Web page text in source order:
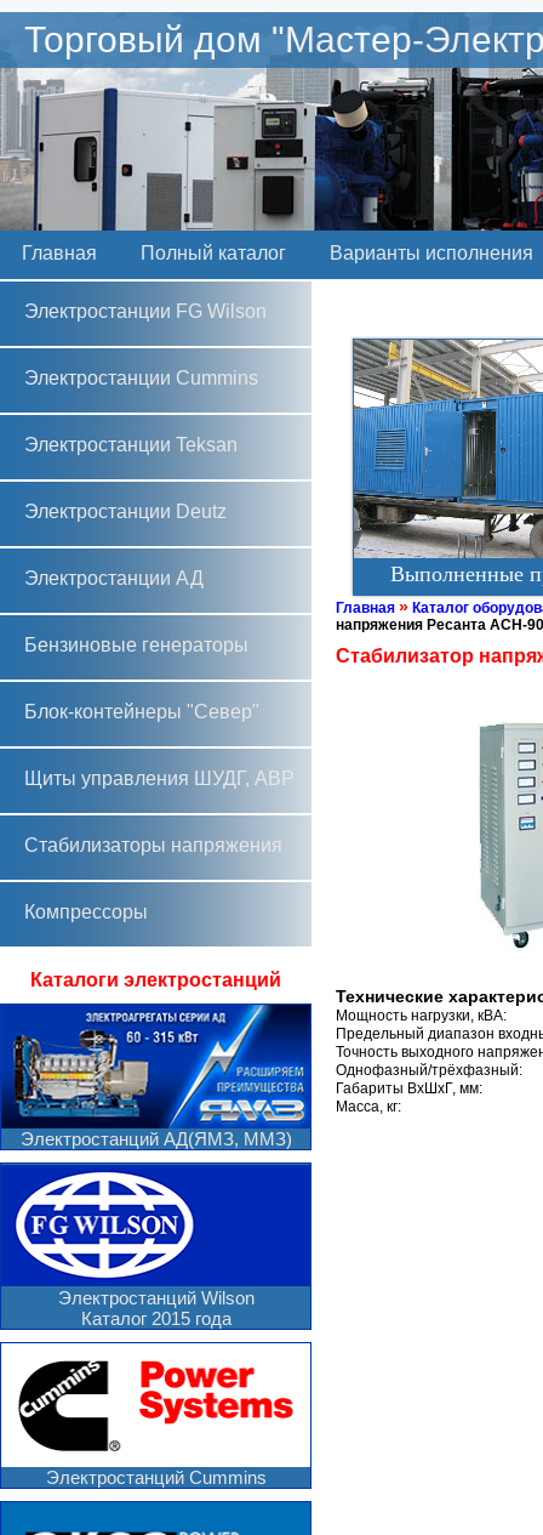
Торговый дом "Мастер-
Главная Полный каталог Варианты исполнения
Электростанции FG Wilson
Электростанции Cummins
Электростанции Teksan
Электростанции Deutz
Электростанции АД
Бензиновые генераторы
Блок-контейнеры "Север"
Щиты управления ШУДГ, АВР
Стабилизаторы напряжения
Компрессоры
Каталоги электростанций
Электростанций АД(ЯМЗ, ММЗ)
Электростанций Wilson
Каталог 2015 года
Электростанций Cummins
Выполненные
Главная » Каталог
напряжения Ресанта АСН-
Стабилизатор
Технические
Мощность нагрузки, кВА:
Предельный диапазон
Точность выходного
Однофазный/трёхфазный:
Габариты ВxШxГ, мм:
Масса, кг: